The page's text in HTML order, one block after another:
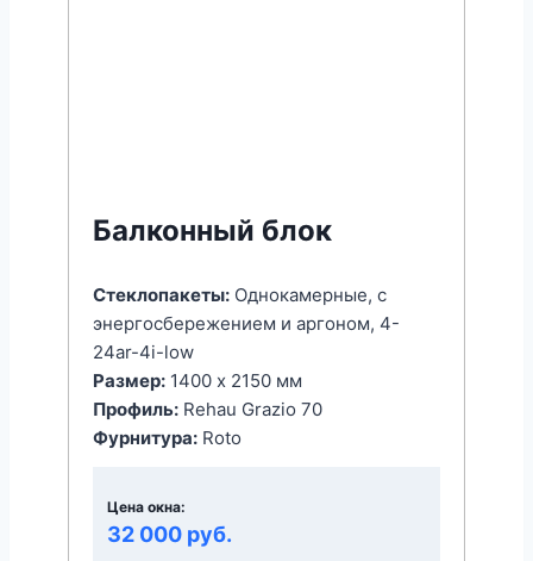
Балконный блок
Стеклопакеты: Однокамерные, с
энергоcбережением и аргоном, 4-
24ar-4i-low
Размер: 1400 x 2150 мм
Профиль: Rehau Grazio 70
Фурнитура: Roto
Цена окна:
32 000 руб.